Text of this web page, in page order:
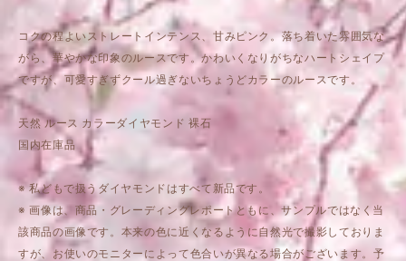
コクの程よいストレートインテンス、甘みピンク。落ち着いた雰囲気な
がら、華やかな印象のルースです。かわいくなりがちなハートシェイプ
ですが、可愛すぎずクール過ぎないちょうどカラーのルースです。
天然 ルース カラーダイヤモンド 裸石
国内在庫品
※ 私どもで扱うダイヤモンドはすべて新品です。
※ 画像は、商品・グレーディングレポートともに、サンプルではなく当
該商品の画像です。本来の色に近くなるように自然光で撮影しておりま
すが、お使いのモニターによって色合いが異なる場合がございます。予